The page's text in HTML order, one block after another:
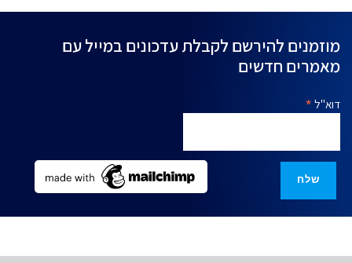
מוזמנים להירשם לקבלת עדכונים במייל עם
מאמרים חדשים
דוא"ל *